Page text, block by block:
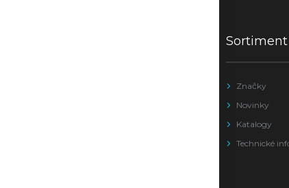
Sortiment
Značky
Novinky
Katalogy
Technické